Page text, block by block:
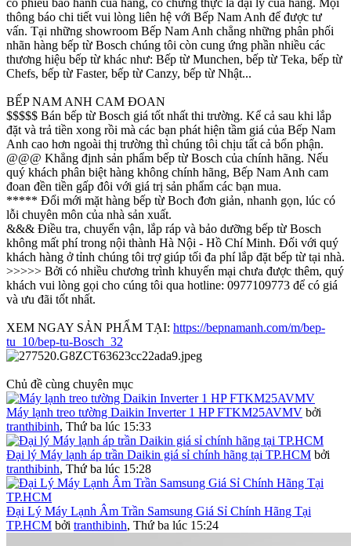
có phiếu bảo hành của hãng, có chứng thực là đại lý của hãng. Mọi
thông báo chi tiết vui lòng liên hệ với Bếp Nam Anh để được tư
vấn. Tại những showroom Bếp Nam Anh chẳng những phân phối
nhãn hàng bếp từ Bosch chúng tôi còn cung ứng phần nhiều các
thương hiệu bếp từ khác như: Bếp từ Munchen, bếp từ Teka, bếp từ
Chefs, bếp từ Faster, bếp từ Canzy, bếp từ Nhật...
BẾP NAM ANH CAM ĐOAN
$$$$$ Bán bếp từ Bosch giá tốt nhất thi trường. Kể cả sau khi lắp
đặt và trả tiền xong rồi mà các bạn phát hiện tầm giá của Bếp Nam
Anh cao hơn ngoài thị trường thì chúng tôi chịu tất cả bổn phận.
@@@ Khẳng định sản phẩm bếp từ Bosch của chính hãng. Nếu
quý khách phân biệt hàng không chính hãng, Bếp Nam Anh cam
đoan đền tiền gấp đôi với giá trị sản phẩm các bạn mua.
***** Đổi mới mặt hàng bếp từ Boch đơn giản, nhanh gọn, lúc có
lỗi chuyên môn của nhà sản xuất.
&&& Điều tra, chuyển vận, lắp ráp và bảo dưỡng bếp từ Bosch
không mất phí trong nội thành Hà Nội - Hồ Chí Minh. Đối với quý
khách hàng ở tỉnh chúng tôi trợ giúp tối đa phí lắp đặt bếp từ tại nhà.
>>>>> Bởi có nhiều chương trình khuyến mại chưa được thêm, quý
khách vui lòng gọi cho cúng tôi qua hotline: 0977109773 để có giá
và ưu đãi tốt nhất.
XEM NGAY SẢN PHẨM TẠI: https://bepnamanh.com/m/bep-
tu_10/bep-tu-Bosch_32
Chủ đề cùng chuyên mục
Máy lạnh treo tường Daikin Inverter 1 HP FTKM25AVMV bởi
tranthibinh, Thứ ba lúc 15:33
Đại lý Máy lạnh áp trần Daikin giá sỉ chính hãng tại TP.HCM bởi
tranthibinh, Thứ ba lúc 15:28
Đại Lý Máy Lạnh Âm Trần Samsung Giá Sỉ Chính Hãng Tại
TP.HCM bởi tranthibinh, Thứ ba lúc 15:24